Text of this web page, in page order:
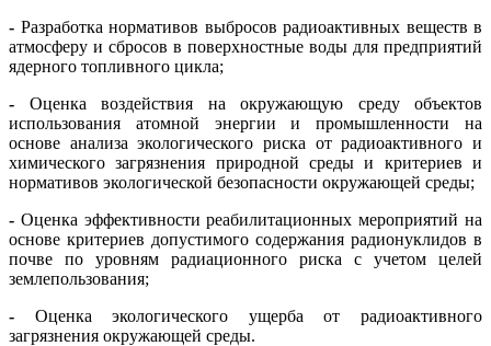
- Разработка нормативов выбросов радиоактивных веществ в
атмосферу и сбросов в поверхностные воды для предприятий
ядерного топливного цикла;
- Оценка воздействия на окружающую среду объектов
использования атомной энергии и промышленности на
основе анализа экологического риска от радиоактивного и
химического загрязнения природной среды и критериев и
нормативов экологической безопасности окружающей среды;
- Оценка эффективности реабилитационных мероприятий на
основе критериев допустимого содержания радионуклидов в
почве по уровням радиационного риска с учетом целей
землепользования;
- Оценка экологического ущерба от радиоактивного
загрязнения окружающей среды.